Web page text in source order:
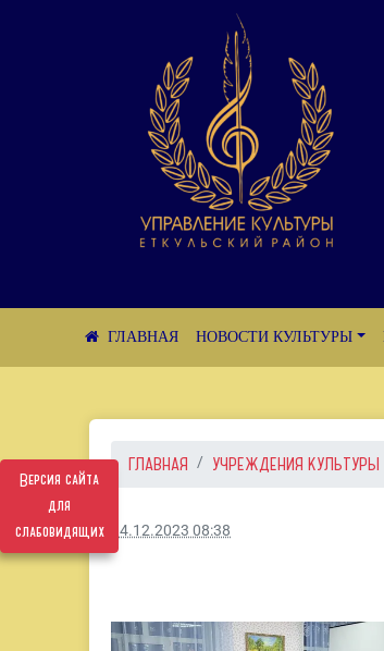
Версия сайта
для
слабовидящих
НОВОСТИ КУЛЬТУРЫ
ГЛАВНАЯ УЧРЕЖДЕНИЯ КУЛЬТУРЫ
14.12.2023 08:38